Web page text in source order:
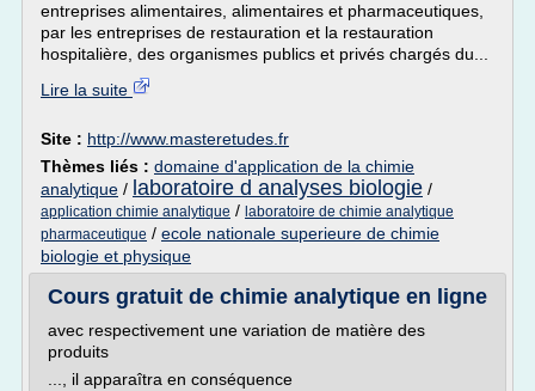
entreprises alimentaires, alimentaires et pharmaceutiques,
par les entreprises de restauration et la restauration
hospitalière, des organismes publics et privés chargés du...
Lire la suite
Site : http://www.masteretudes.fr
Thèmes liés : domaine d'application de la chimie
analytique / laboratoire d analyses biologie /
application chimie analytique / laboratoire de chimie analytique
pharmaceutique / ecole nationale superieure de chimie
biologie et physique
Cours gratuit de chimie analytique en ligne
avec respectivement une variation de matière des
produits
..., il apparaîtra en conséquence